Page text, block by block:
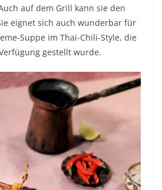
auf dem Grill kann sie den
eignet sich auch wunderbar für
Suppe im Thai-Chili-Style, die
gestellt wurde.